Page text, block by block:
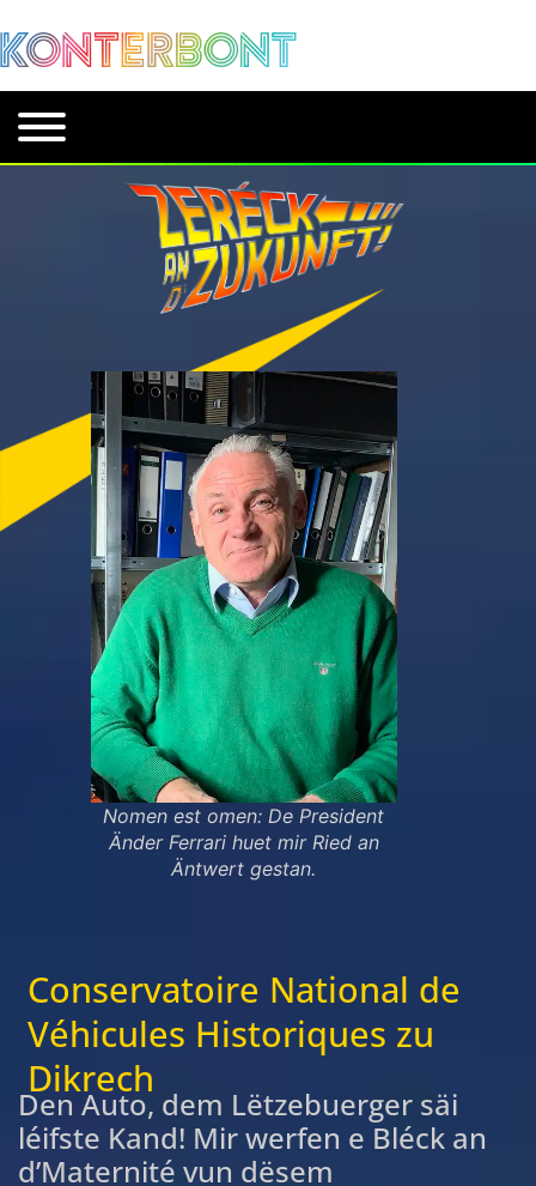
Conservatoire National de
Véhicules Historiques zu
Dikrech
Nomen est omen: De President
Änder Ferrari huet mir Ried an
Äntwert gestan.
Den Auto, dem Lëtzebuerger säi
léifste Kand! Mir werfen e Bléck an
d’Maternité vun dësem